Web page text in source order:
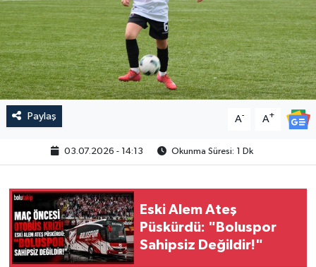
Paylaş A- A+
03.07.2026 - 14:13 Okunma Süresi: 1 Dk
Eski Alem Ateş
Püskürdü: "Boluspor
Sahipsiz Değildir!"